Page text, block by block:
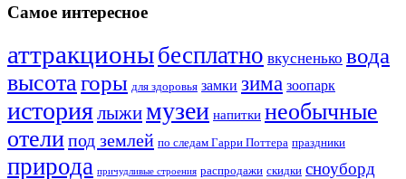
Самое интересное
аттракционыбесплатно вкусненько вода
высота горы для здоровья замки зима зоопарк
историялыжимузеи напитки необычные
отелипод землей по следам Гарри Поттера праздники
природа причудливые строения распродажи скидки сноуборд